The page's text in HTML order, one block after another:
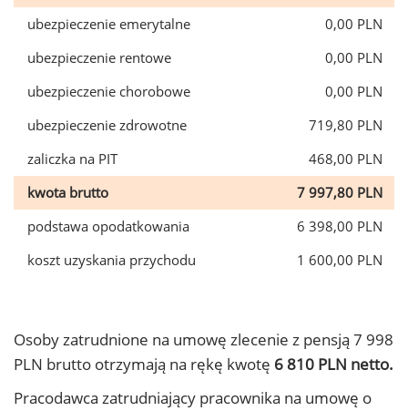
ubezpieczenie emerytalne
0,00 PLN
ubezpieczenie rentowe
0,00 PLN
ubezpieczenie chorobowe
0,00 PLN
ubezpieczenie zdrowotne
719,80 PLN
zaliczka na PIT
468,00 PLN
kwota brutto
7 997,80 PLN
podstawa opodatkowania
6 398,00 PLN
koszt uzyskania przychodu
1 600,00 PLN
Osoby zatrudnione na umowę zlecenie z pensją 7 998
PLN brutto otrzymają na rękę kwotę 6 810 PLN netto.
Pracodawca zatrudniający pracownika na umowę o